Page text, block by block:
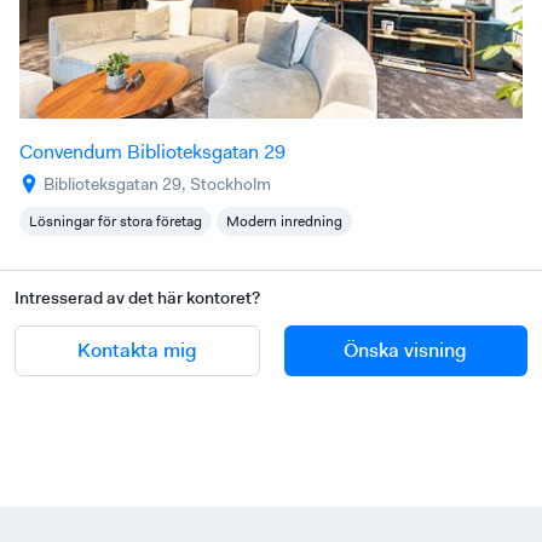
Convendum Biblioteksgatan 29
Biblioteksgatan 29, Stockholm
Lösningar för stora företag Modern inredning
Intresserad av det här kontoret?
Kontakta mig Önska visning